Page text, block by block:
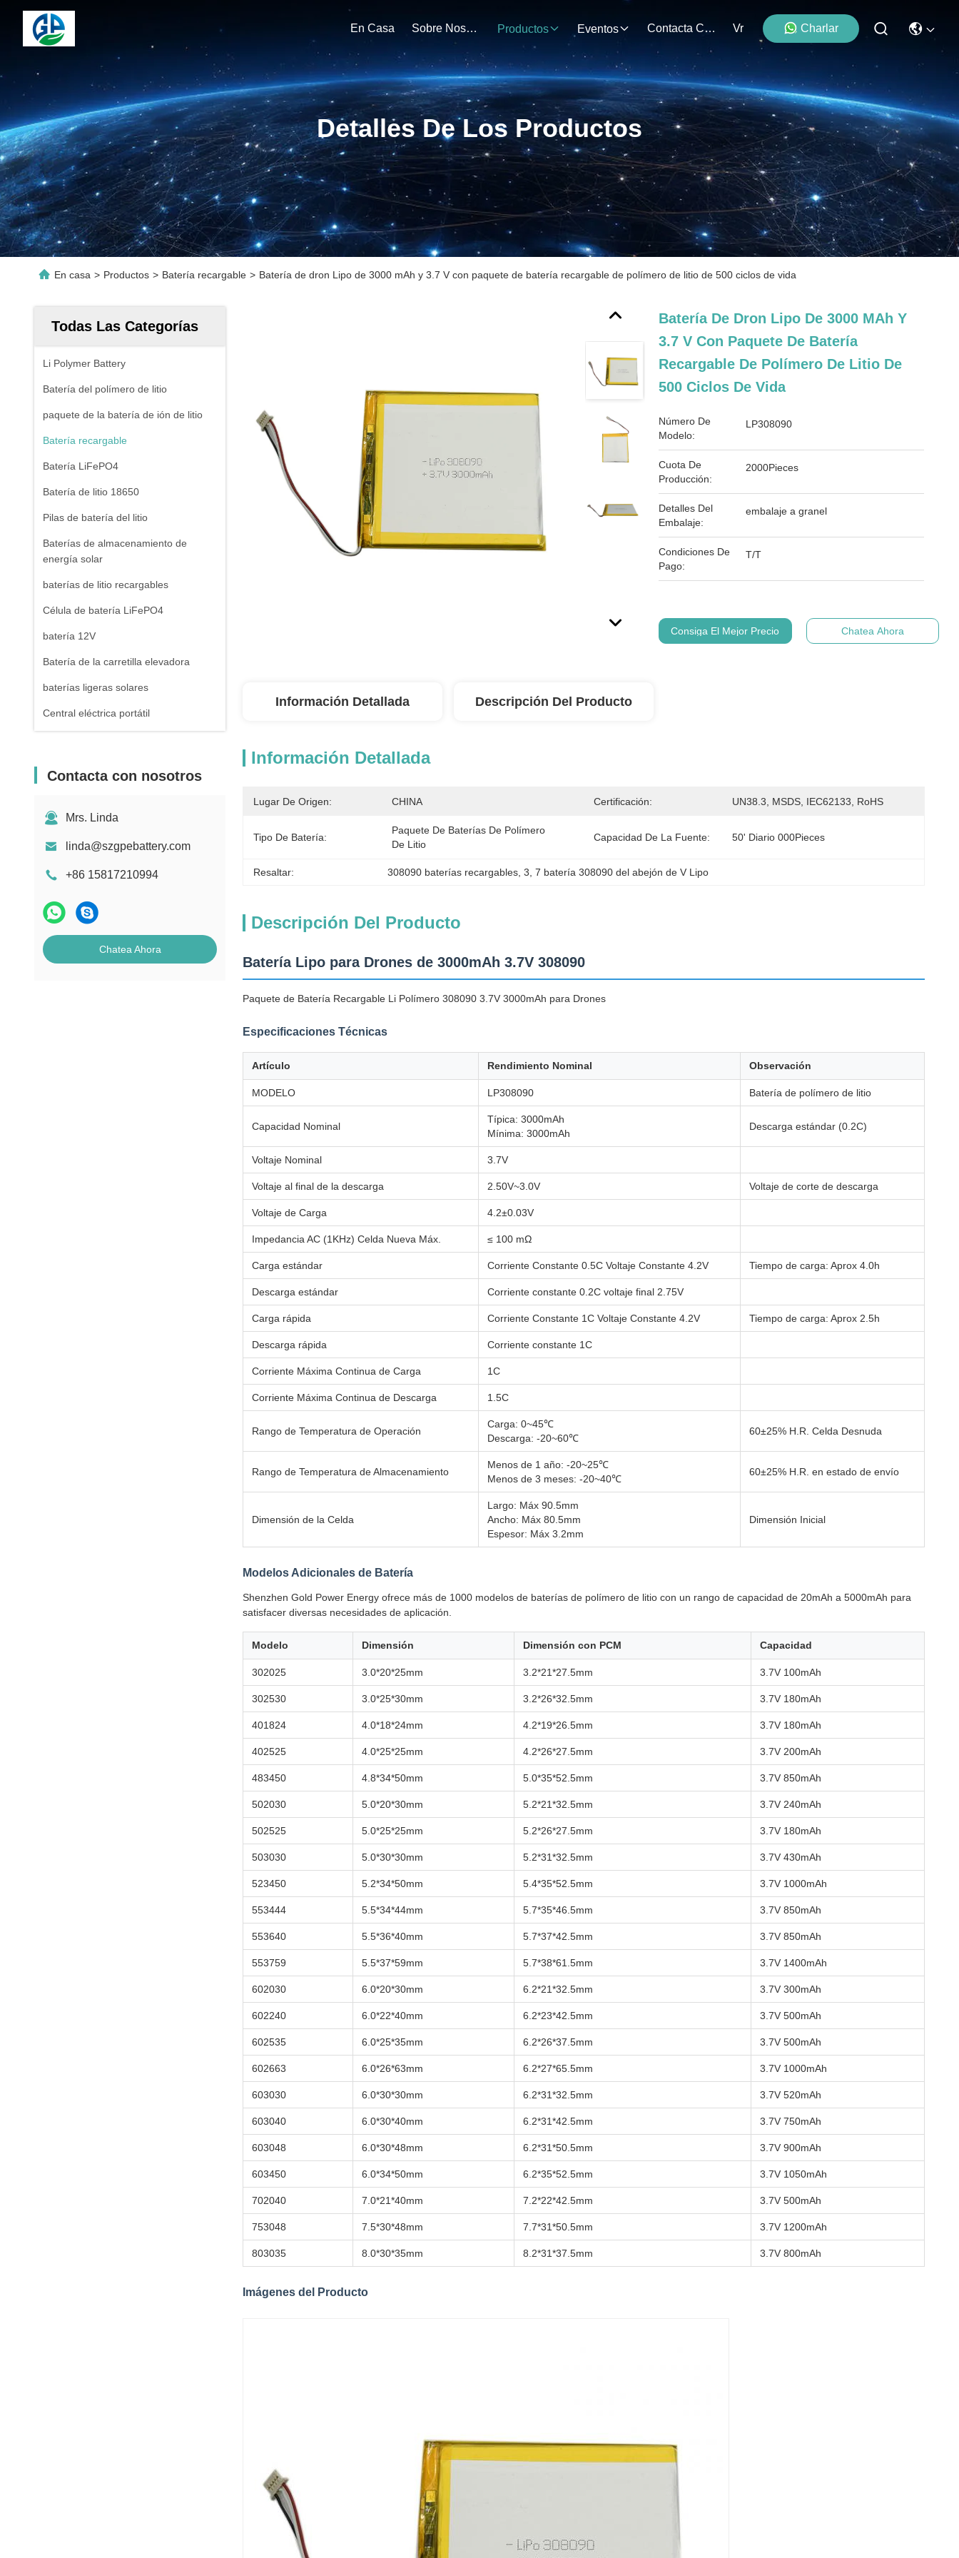
En Casa Sobre Nosotros Productos Eventos Contacta Con Nosotros Vr Charlar
Detalles De Los Productos
En casa > Productos > Batería recargable > Batería de dron Lipo de 3000 mAh y 3.7 V con paquete de batería recargable de polímero de litio de 500 ciclos de vida
Todas Las Categorías
Li Polymer Battery
Batería del polímero de litio
paquete de la batería de ión de litio
Batería recargable
Batería LiFePO4
Batería de litio 18650
Pilas de batería del litio
Baterías de almacenamiento de
energía solar
baterías de litio recargables
Célula de batería LiFePO4
batería 12V
Batería de la carretilla elevadora
baterías ligeras solares
Central eléctrica portátil
Contacta con nosotros
Mrs. Linda
linda@szgpebattery.com
+86 15817210994
Chatea Ahora
Batería De Dron Lipo De 3000 MAh Y
3.7 V Con Paquete De Batería
Recargable De Polímero De Litio De
500 Ciclos De Vida
Número De
Modelo:
LP308090
Cuota De
Producción:
2000Pieces
Detalles Del
Embalaje:
embalaje a granel
Condiciones De
Pago:
T/T
Consiga El Mejor Precio Chatea Ahora
Información Detallada Descripción Del Producto
Información Detallada
Lugar De Origen: CHINA Certificación: UN38.3, MSDS, IEC62133, RoHS
Tipo De Batería:
Paquete De Baterías De Polímero
De Litio
Capacidad De La Fuente: 50' Diario 000Pieces
Resaltar: 308090 baterías recargables , 3 , 7 batería 308090 del abejón de V Lipo
Descripción Del Producto
Batería Lipo para Drones de 3000mAh 3.7V 308090
Paquete de Batería Recargable Li Polímero 308090 3.7V 3000mAh para Drones
Especificaciones Técnicas
Artículo Rendimiento Nominal Observación
MODELO LP308090 Batería de polímero de litio
Capacidad Nominal
Típica: 3000mAh
Mínima: 3000mAh
Descarga estándar (0.2C)
Voltaje Nominal 3.7V
Voltaje al final de la descarga 2.50V~3.0V Voltaje de corte de descarga
Voltaje de Carga 4.2±0.03V
Impedancia AC (1KHz) Celda Nueva Máx. ≤ 100 mΩ
Carga estándar Corriente Constante 0.5C Voltaje Constante 4.2V Tiempo de carga: Aprox 4.0h
Descarga estándar Corriente constante 0.2C voltaje final 2.75V
Carga rápida Corriente Constante 1C Voltaje Constante 4.2V Tiempo de carga: Aprox 2.5h
Descarga rápida Corriente constante 1C
Corriente Máxima Continua de Carga 1C
Corriente Máxima Continua de Descarga 1.5C
Rango de Temperatura de Operación
Carga: 0~45℃
Descarga: -20~60℃
60±25% H.R. Celda Desnuda
Rango de Temperatura de Almacenamiento
Menos de 1 año: -20~25℃
Menos de 3 meses: -20~40℃
60±25% H.R. en estado de envío
Dimensión de la Celda
Largo: Máx 90.5mm
Ancho: Máx 80.5mm
Espesor: Máx 3.2mm
Dimensión Inicial
Modelos Adicionales de Batería
Shenzhen Gold Power Energy ofrece más de 1000 modelos de baterías de polímero de litio con un rango de capacidad de 20mAh a 5000mAh para
satisfacer diversas necesidades de aplicación.
Modelo Dimensión Dimensión con PCM Capacidad
302025 3.0*20*25mm 3.2*21*27.5mm 3.7V 100mAh
302530 3.0*25*30mm 3.2*26*32.5mm 3.7V 180mAh
401824 4.0*18*24mm 4.2*19*26.5mm 3.7V 180mAh
402525 4.0*25*25mm 4.2*26*27.5mm 3.7V 200mAh
483450 4.8*34*50mm 5.0*35*52.5mm 3.7V 850mAh
502030 5.0*20*30mm 5.2*21*32.5mm 3.7V 240mAh
502525 5.0*25*25mm 5.2*26*27.5mm 3.7V 180mAh
503030 5.0*30*30mm 5.2*31*32.5mm 3.7V 430mAh
523450 5.2*34*50mm 5.4*35*52.5mm 3.7V 1000mAh
553444 5.5*34*44mm 5.7*35*46.5mm 3.7V 850mAh
553640 5.5*36*40mm 5.7*37*42.5mm 3.7V 850mAh
553759 5.5*37*59mm 5.7*38*61.5mm 3.7V 1400mAh
602030 6.0*20*30mm 6.2*21*32.5mm 3.7V 300mAh
602240 6.0*22*40mm 6.2*23*42.5mm 3.7V 500mAh
602535 6.0*25*35mm 6.2*26*37.5mm 3.7V 500mAh
602663 6.0*26*63mm 6.2*27*65.5mm 3.7V 1000mAh
603030 6.0*30*30mm 6.2*31*32.5mm 3.7V 520mAh
603040 6.0*30*40mm 6.2*31*42.5mm 3.7V 750mAh
603048 6.0*30*48mm 6.2*31*50.5mm 3.7V 900mAh
603450 6.0*34*50mm 6.2*35*52.5mm 3.7V 1050mAh
702040 7.0*21*40mm 7.2*22*42.5mm 3.7V 500mAh
753048 7.5*30*48mm 7.7*31*50.5mm 3.7V 1200mAh
803035 8.0*30*35mm 8.2*31*37.5mm 3.7V 800mAh
Imágenes del Producto